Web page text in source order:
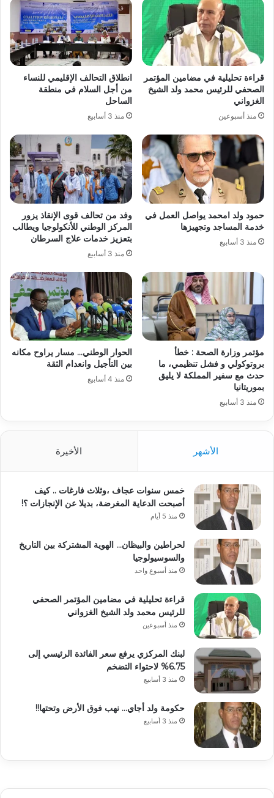
قراءة تحليلية في مضامين المؤتمر
الصحفي للرئيس محمد ولد الشيخ
الغزواني
منذ أسبوعين
انطلاق التحالف الإقليمي للنساء
من أجل السلام في منطقة
الساحل
منذ 3 أسابيع
حمود ولد امحمد يواصل العمل في
خدمة المساجد وتجهيزها
منذ 3 أسابيع
وفد من تحالف قوى الإنقاذ يزور
المركز الوطني للأنكولوجيا ويطالب
بتعزيز خدمات علاج السرطان
منذ 3 أسابيع
مؤتمر وزارة الصحة : خطأ
بروتوكولي و فشل تنظيمي، ما
حدث مع سفير المملكة لا يليق
بموريتانيا
منذ 3 أسابيع
الحوار الوطني… مسار يراوح مكانه
بين التأجيل وانعدام الثقة
منذ 4 أسابيع
الأشهر الأخيرة
خمس سنوات عجاف ،وثلاث فارغات .. كيف
أصبحت الدعاية المغرضة، بديلا عن الإنجازات ؟!
منذ 5 أيام
لحراطين والبيظان… الهوية المشتركة بين التاريخ
والسوسيولوجيا
منذ أسبوع واحد
قراءة تحليلية في مضامين المؤتمر الصحفي
للرئيس محمد ولد الشيخ الغزواني
منذ أسبوعين
لبنك المركزي يرفع سعر الفائدة الرئيسي إلى
6.75% لاحتواء التضخم
منذ 3 أسابيع
حكومة ولد أجاي… نهب فوق الأرض وتحتها!!
منذ 3 أسابيع